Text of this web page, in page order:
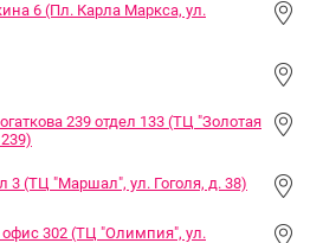
6 (Пл. Карла Маркса, ул.
239 отдел 133 (ТЦ "Золотая
3 (ТЦ "Маршал", ул. Гоголя, д. 38)
302 (ТЦ "Олимпия", ул.